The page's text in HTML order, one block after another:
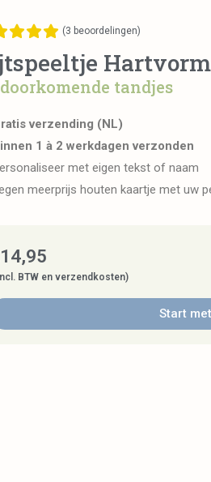
(3 beoordelingen)
tandjes
verzending (NL)
1 à 2 werkdagen verzonden
Personaliseer met eigen tekst of naam
meerprijs houten kaartje met uw
14,95
BTW en verzendkosten)
Start